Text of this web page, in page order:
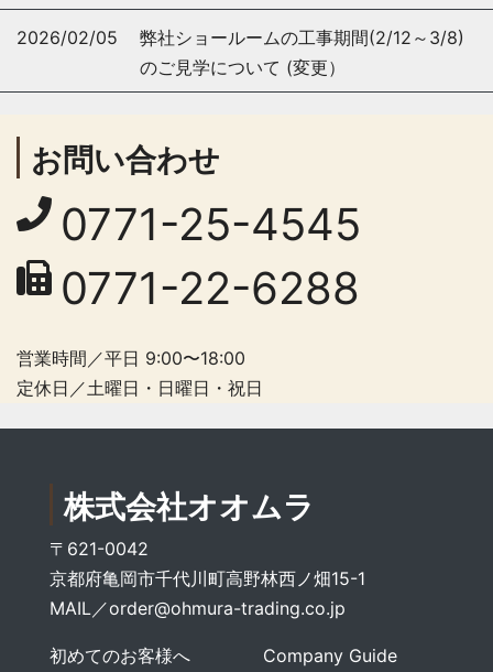
2026/02/05
弊社ショールームの工事期間(2/12～3/8)
のご見学について (変更）
お問い合わせ
0771-25-4545
0771-22-6288
営業時間／平日 9:00〜18:00
定休日／土曜日・日曜日・祝日
株式会社オオムラ
〒621-0042
京都府亀岡市千代川町高野林西ノ畑15-1
MAIL／order@ohmura-trading.co.jp
初めてのお客様へ Company Guide